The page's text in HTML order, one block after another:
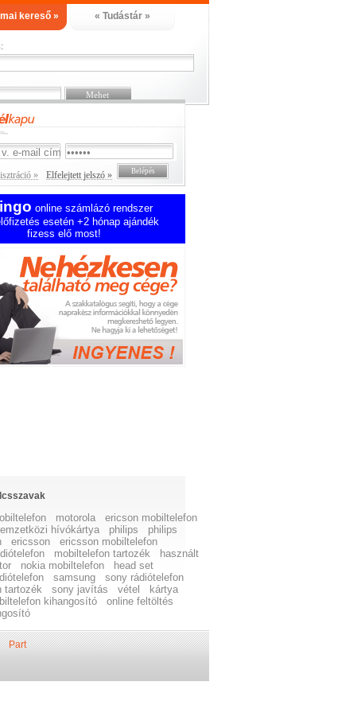
kereső » « Tudástár »
» Elfelejtett jelszó »
online számlázó rendszer
esetén +2 hónap ajándék
fizess elő most!
motorola
ericson mobiltelefon
hívókártya philips
philips
ericsson
ericsson mobiltelefon
mobiltelefon tartozék
használt
nokia mobiltelefon
head set
samsung
sony rádiótelefon
tartozék
sony javítás vétel
kártya
kihangosító
online feltöltés
Part